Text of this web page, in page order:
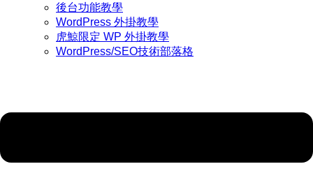
後台功能教學
WordPress 外掛教學
虎鯨限定 WP 外掛教學
WordPress/SEO技術部落格